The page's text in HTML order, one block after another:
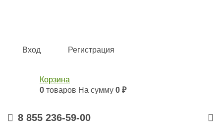
Вход Регистрация
Корзина
0 товаров На сумму 0 ₽
8 855 236-59-00